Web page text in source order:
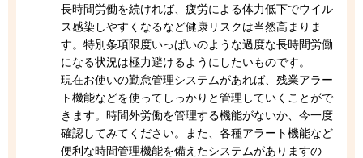
長時間労働を続ければ、疲労による体力低下でウイル
ス感染しやすくなるなど健康リスクは当然高まりま
す。特別条項限度いっぱいのような過度な長時間労働
になる状況は極力避けるようにしたいものです。
現在お使いの勤怠管理システムがあれば、残業アラー
ト機能などを使ってしっかりと管理していくことがで
きます。時間外労働を管理する機能がないか、今一度
確認してみてください。また、各種アラート機能など
便利な時間管理機能を備えたシステムがありますの